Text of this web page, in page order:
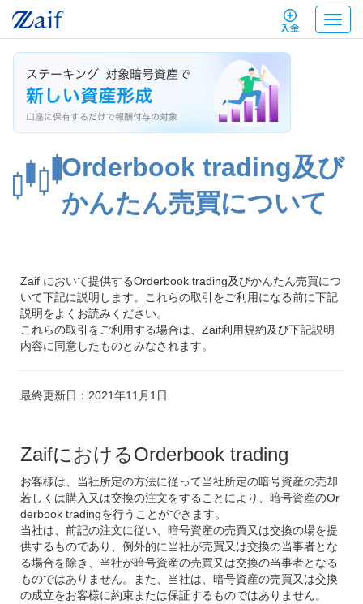
入金
T
o
i
g
Orderbook trading及び
かんたん売買について
Zaif において提供するOrderbook trading及びかんたん売買につ
いて下記に説明します。これらの取引をご利用になる前に下記
説明をよくお読みください。
これらの取引をご利用する場合は、Zaif利用規約及び下記説明
内容に同意したものとみなされます。
最終更新日：2021年11月1日
ZaifにおけるOrderbook trading
お客様は、当社所定の方法に従って当社所定の暗号資産の売却
若しくは購入又は交換の注文をすることにより、暗号資産のOr
derbook tradingを行うことができます。
当社は、前記の注文に従い、暗号資産の売買又は交換の場を提
供するものであり、例外的に当社が売買又は交換の当事者とな
る場合を除き、当社が暗号資産の売買又は交換の当事者となる
ものではありません。また、当社は、暗号資産の売買又は交換
の成立をお客様に約束または保証するものではありません。